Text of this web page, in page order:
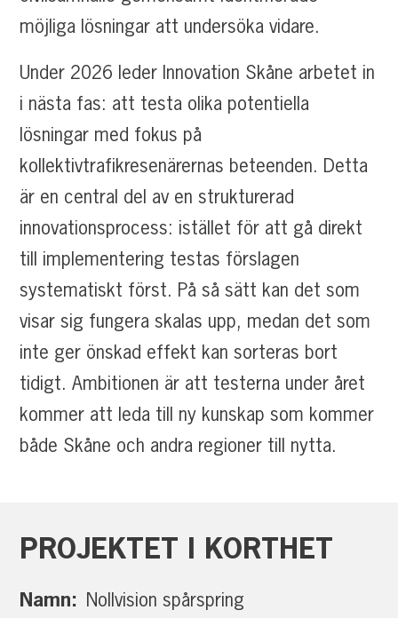
möjliga lösningar att undersöka vidare.
Under 2026 leder Innovation Skåne arbetet in
i nästa fas: att testa olika potentiella
lösningar med fokus på
kollektivtrafikresenärernas beteenden. Detta
är en central del av en strukturerad
innovationsprocess: istället för att gå direkt
till implementering testas förslagen
systematiskt först. På så sätt kan det som
visar sig fungera skalas upp, medan det som
inte ger önskad effekt kan sorteras bort
tidigt. Ambitionen är att testerna under året
kommer att leda till ny kunskap som kommer
både Skåne och andra regioner till nytta.
PROJEKTET I KORTHET
Namn: Nollvision spårspring